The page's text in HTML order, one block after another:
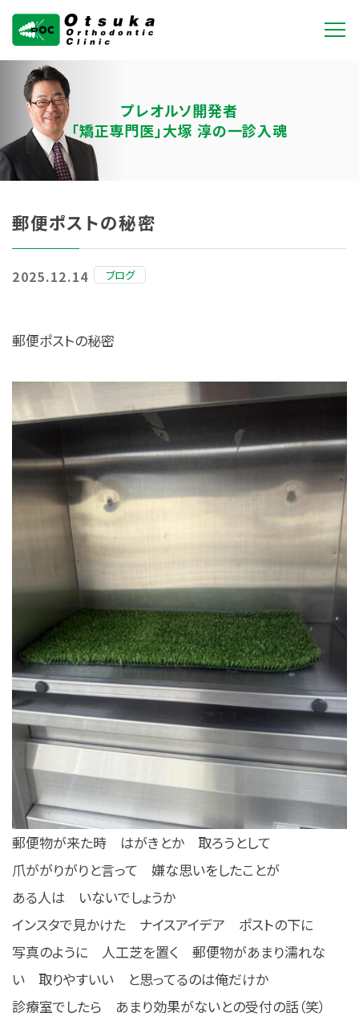
大塚矯正歯科クリニ
ック
プレオルソ開発者
「矯正専門医」大塚 淳の一診入魂
郵便ポストの秘密
2025.12.14 ブログ
郵便ポストの秘密
郵便物が来た時 はがきとか 取ろうとして
爪ががりがりと言って 嫌な思いをしたことが
ある人は いないでしょうか
インスタで見かけた ナイスアイデア ポストの下に
写真のように 人工芝を置く 郵便物があまり濡れな
い 取りやすいい と思ってるのは俺だけか
診療室でしたら あまり効果がないとの受付の話（笑）